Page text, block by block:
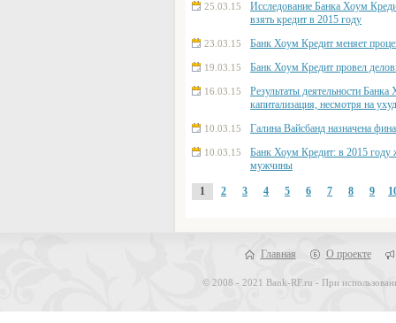
25.03.15
Исследование Банка Хоум
взять кредит в 2015 году
23.03.15 Банк Хоум Кредит меняет
19.03.15 Банк Хоум Кредит провел
16.03.15
Результаты деятельности
капитализация, несмотря на
10.03.15 Галина Вайсбанд назначена
10.03.15
Банк Хоум Кредит: в 2015 году
мужчины
1 2 3 4 5 6 7 8 9
Главная О проекте
© 2008 - 2021 Bank-RF.ru - При